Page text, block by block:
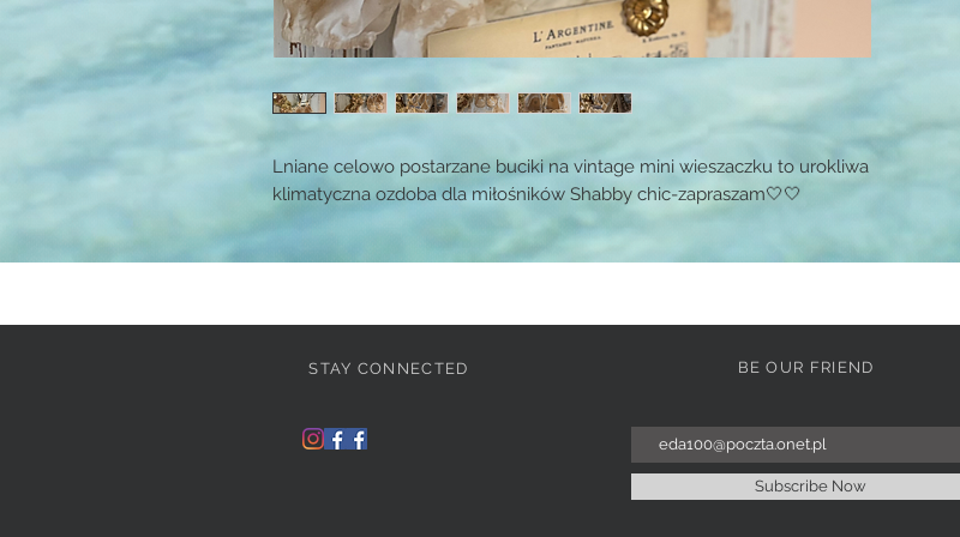
Lniane celowo postarzane buciki na vintage mini wieszaczku to urokliwa
klimatyczna ozdoba dla miłośników Shabby chic-zapraszam🤍🤍
STAY CONNECTED BE OUR FRIEND
Subscribe Now